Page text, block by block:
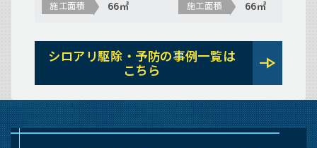
施工面積 66㎡ 施工面積 66㎡
シロアリ駆除・予防の事例一覧は
こちら
line_end_arrow